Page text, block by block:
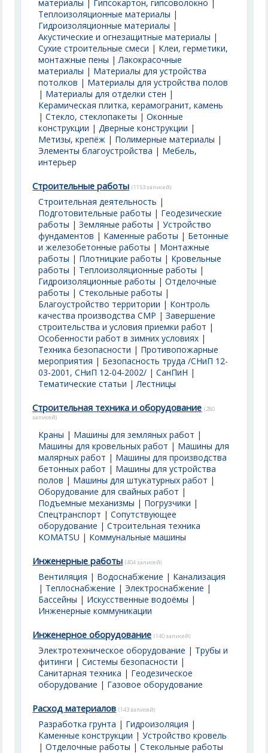
материалы | Гипсокартон, гипсоволокно |
Теплоизоляционные материалы |
Гидроизоляционные материалы |
Акустические и огнезащитные материалы |
Сухие строительные смеси | Клеи, герметики,
монтажные пены |Лакокрасочные
материалы | Материалы для устройства
потолков | Материалы для устройства полов
| Материалы для отделки стен |
Керамическая плитка, керамогранит, камень
|Стекло, стеклопакеты |Оконные
конструкции |Дверные конструкции |
Метизы, крепёж | Полимерные материалы |
Элементы благоустройства | Мебель,
интерьер
Строительные работы (1153 записей)
Строительная деятельность |
Подготовительные работы | Геодезические
работы |Земляные работы |Устройство
фундаментов | Каменные работы | Бетонные
и железобетонные работы | Монтажные
работы | Плотницкие работы | Кровельные
работы | Теплоизоляционные работы |
Гидроизоляционные работы |Отделочные
работы |Стекольные работы |
Благоустройство территории | Контроль
качества производства СМР |Завершение
строительства и условия приемки работ |
Особенности работ в зимних условиях |
Техника безопасности | Противопожарные
мероприятия | Безопасность труда /СНиП 12-
03-2001, СНиП 12-04-2002/ |СанПиН |
Тематические статьи |Лестницы
Строительная техника и оборудование (280
записей)
Краны | Машины для земляных работ |
Машины для кровельных работ | Машины для
малярных работ | Машины для производства
бетонных работ | Машины для устройства
полов | Машины для штукатурных работ |
Оборудование для свайных работ |
Подъемные механизмы | Погрузчики |
Спецтранспорт |Сопутствующее
оборудование |Строительная техника
KOMATSU | Коммунальные машины
Инженерные работы (404 записей)
Вентиляция | Водоснабжение | Канализация
| Теплоснабжение |Электроснабжение |
Бассейны | Искусственные водоёмы |
Инженерные коммуникации
Инженерное оборудование (140 записей)
Электротехническое оборудование | Трубы и
фитинги |Системы безопасности |
Санитарная техника | Геодезическое
оборудование | Газовое оборудование
Расход материалов (143 записей)
Разработка грунта | Гидроизоляция |
Каменные конструкции |Устройство кровель
|Отделочные работы |Стекольные работы